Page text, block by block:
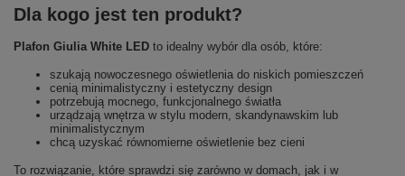
Dla kogo jest ten produkt?
Plafon Giulia White LED to idealny wybór dla osób, które:
szukają nowoczesnego oświetlenia do niskich pomieszczeń
cenią minimalistyczny i estetyczny design
potrzebują mocnego, funkcjonalnego światła
urządzają wnętrza w stylu modern, skandynawskim lub
minimalistycznym
chcą uzyskać równomierne oświetlenie bez cieni
To rozwiązanie, które sprawdzi się zarówno w domach, jak i w